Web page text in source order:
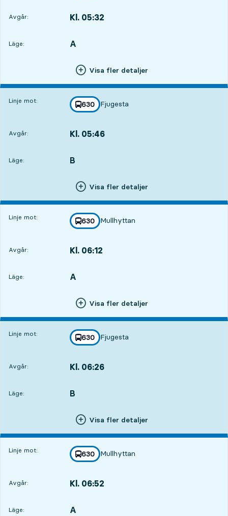
Avgår: Kl. 05:32
Läge:
LÄGE, A
,
Visa fler detaljer
Linje mot: linje
630
mot
Fjugesta
,
Avgår: Kl. 05:46
Läge:
LÄGE, B
,
Visa fler detaljer
Linje mot: linje
630
mot
Mullhyttan
,
Avgår: Kl. 06:12
Läge:
LÄGE, A
,
Visa fler detaljer
Linje mot: linje
630
mot
Fjugesta
,
Avgår: Kl. 06:26
Läge:
LÄGE, B
,
Visa fler detaljer
Linje mot: linje
630
mot
Mullhyttan
,
Avgår: Kl. 06:52
Läge:
LÄGE, A
,